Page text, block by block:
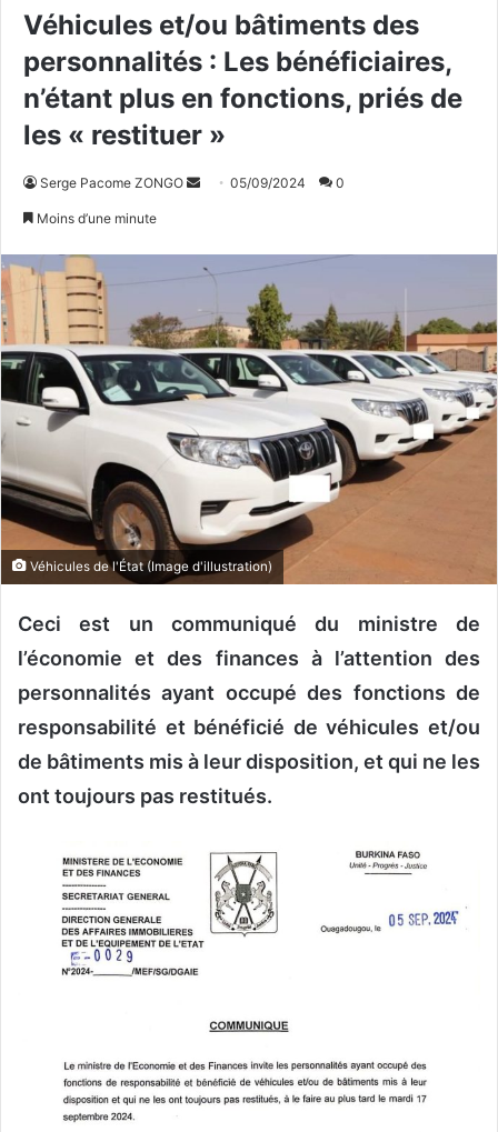
Véhicules et/ou bâtiments des
personnalités : Les bénéficiaires,
n’étant plus en fonctions, priés de
les « restituer »
Serge Pacome ZONGO
e
r
u
n
o
r
r
e
05/09/2024 0
Moins d’une minute
Véhicules de l'État (Image d'illustration)
Ceci est un communiqué du ministre de
l’économie et des finances à l’attention des
personnalités ayant occupé des fonctions de
responsabilité et bénéficié de véhicules et/ou
de bâtiments mis à leur disposition, et qui ne les
ont toujours pas restitués.